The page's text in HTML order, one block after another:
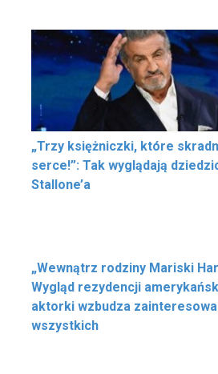
„Trzy księżniczki, które
serce!”: Tak wyglądają
Stallone’a
„Wewnątrz rodziny Mariski
Wygląd rezydencji
aktorki wzbudza
wszystkich